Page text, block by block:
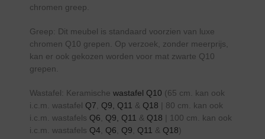
chromen greep.
Greep: Dit meubel is standaard voorzien van luxe
chromen Q10 grepen. Op verzoek, zonder meerprijs,
kan er ook gekozen worden voor mat zwarte Q10
grepen.
Wastafel: Keramische wastafel Q10 (65 cm. kan ook
i.c.m. wastafel Q7 Q9, Q11 & Q18 | 80 cm. kan ook
i.c.m. wastafels Q6 Q9, Q11 & Q18 | 100 cm. kan ook
i.c.m. wastafels Q4 Q6 Q9 Q11 & Q18)